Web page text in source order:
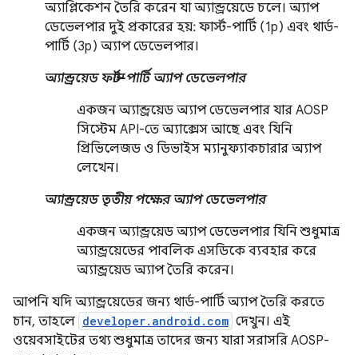
অ্যাপ্লিকেশন তৈরি করেন যা অ্যান্ড্রয়েডে চলে। অ্যাপ
ডেভেলপার দুই প্রকারের হয়: ফার্স্ট-পার্টি (1p) এবং থার্ড-
পার্টি (3p) অ্যাপ ডেভেলপার।
অ্যান্ড্রয়েড ফার্স্ট-পার্টি অ্যাপ ডেভেলপার
একজন অ্যান্ড্রয়েড অ্যাপ ডেভেলপার যার AOSP
সিস্টেম API-তে অ্যাক্সেস আছে এবং যিনি
প্রিভিলেজড ও ডিভাইস ম্যানুফ্যাকচারার অ্যাপ
লেখেন।
অ্যান্ড্রয়েড তৃতীয় পক্ষের অ্যাপ ডেভেলপার
একজন অ্যান্ড্রয়েড অ্যাপ ডেভেলপার যিনি শুধুমাত্র
অ্যান্ড্রয়েডের পাবলিক এসডিকে ব্যবহার করে
অ্যান্ড্রয়েড অ্যাপ তৈরি করেন।
আপনি যদি অ্যান্ড্রয়েডের জন্য থার্ড-পার্টি অ্যাপ তৈরি করতে
চান, তাহলে developer.android.com দেখুন। এই
ওয়েবসাইটের তথ্য শুধুমাত্র তাদের জন্য যারা সরাসরি AOSP-